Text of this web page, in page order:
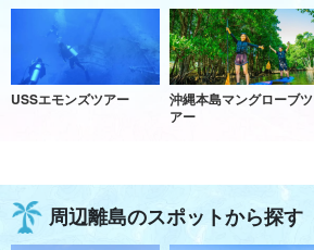
USSエモンズツアー
沖縄本島マングローブツ
アー
周辺離島のスポットから探す